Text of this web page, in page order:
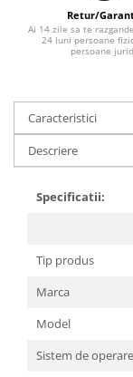
Retur/
Ai 14 zile sa te
24 luni persoane
persoane
Caracteristici
Descriere
Specificatii:
Tip produs
Marca
Model
Sistem de operare